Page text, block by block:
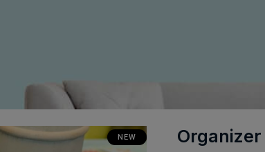
NEW Organizer